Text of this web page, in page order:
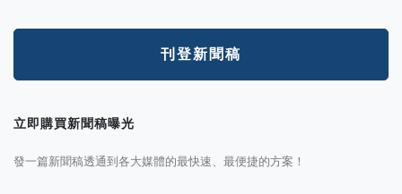
刊登新聞稿
立即購買新聞稿曝光
發一篇新聞稿透通到各大媒體的最快速、最便捷的方案！